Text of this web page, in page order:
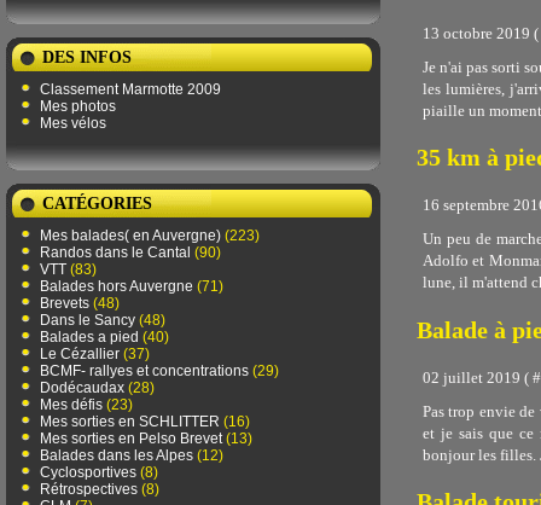
DES INFOS
Classement Marmotte 2009
Mes photos
Mes vélos
CATÉGORIES
Mes balades( en Auvergne) (223)
Randos dans le Cantal (90)
VTT (83)
Balades hors Auvergne (71)
Brevets (48)
Dans le Sancy (48)
Balades a pied (40)
Le Cézallier (37)
BCMF- rallyes et concentrations (29)
Dodécaudax (28)
Mes défis (23)
Mes sorties en SCHLITTER (16)
Mes sorties en Pelso Brevet(13)
Balades dans les Alpes (12)
Cyclosportives (8)
Rétrospectives (8)
13 octobre 2019
Je n'ai pas sorti
les lumières,
piaille un
35 km à
16 septembre
Un peu de
Adolfo et
lune, il m'attend
Balade à
02 juillet 2019 ( #
Pas trop envie
et je sais que ce
bonjour les filles.